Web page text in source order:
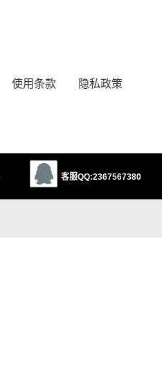
使用条款 隐私政策
客服QQ:2367567380